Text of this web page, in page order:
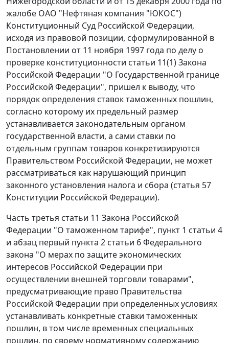
жалобе ОАО "Нефтяная компания "ЮКОС")
Конституционный Суд Российской Федерации,
исходя из правовой позиции, сформулированной в
Постановлении от 11 ноября 1997 года по делу о
проверке конституционности статьи 11(1) Закона
Российской Федерации "О Государственной границе
Российской Федерации", пришел к выводу, что
порядок определения ставок таможенных пошлин,
согласно которому их предельный размер
устанавливается законодательным органом
государственной власти, а сами ставки по
отдельным группам товаров конкретизируются
Правительством Российской Федерации, не может
рассматриваться как нарушающий принцип
законного установления налога и сбора (статья 57
Конституции Российской Федерации).
Часть третья статьи 11 Закона Российской
Федерации "О таможенном тарифе", пункт 1 статьи 4
и абзац первый пункта 2 статьи 6Федерального
закона "О мерах по защите экономических
интересов Российской Федерации при
осуществлении внешней торговли товарами",
предусматривающие право Правительства
Российской Федерации при определенных условиях
устанавливать конкретные ставки таможенных
пошлин, в том числе временных специальных
пошлин, по своему нормативному содержанию